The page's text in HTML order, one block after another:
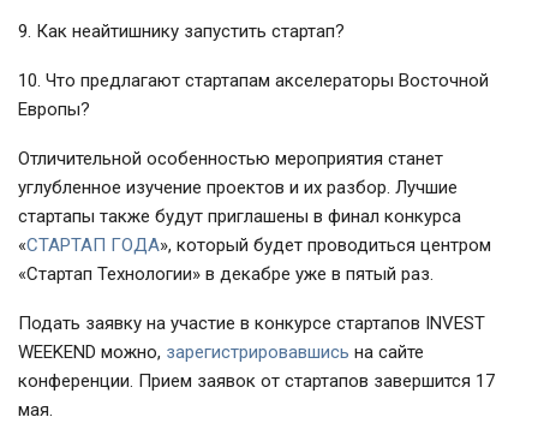
9. Как неайтишнику запустить стартап?
10. Что предлагают стартапам акселераторы Восточной
Европы?
Отличительной особенностью мероприятия станет
углубленное изучение проектов и их разбор. Лучшие
стартапы также будут приглашены в финал конкурса
«СТАРТАП ГОДА», который будет проводиться центром
«Стартап Технологии» в декабре уже в пятый раз.
Подать заявку на участие в конкурсе стартапов INVEST
WEEKEND можно, зарегистрировавшись на сайте
конференции. Прием заявок от стартапов завершится 17
мая.